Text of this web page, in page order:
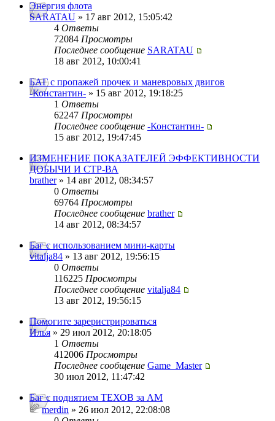
Энергия флота
SARATAU » 17 авг 2012, 15:05:42
4 Ответы
72084 Просмотры
Последнее сообщение SARATAU
18 авг 2012, 10:00:41
БАГ с пропажей прочек и маневровых двигов
-Константин- » 15 авг 2012, 19:18:25
1 Ответы
62247 Просмотры
Последнее сообщение -Константин-
15 авг 2012, 19:47:45
ИЗМЕНЕНИЕ ПОКАЗАТЕЛЕЙ ЭФФЕКТИВНОСТИ
ДОБЫЧИ И СТР-ВА
brather» 14 авг 2012, 08:34:57
0 Ответы
69764 Просмотры
Последнее сообщение brather
14 авг 2012, 08:34:57
Баг с использованием мини-карты
vitalja84 » 13 авг 2012, 19:56:15
0 Ответы
116225 Просмотры
Последнее сообщение vitalja84
13 авг 2012, 19:56:15
Помогите зареристрироваться
Илья » 29 июл 2012, 20:18:05
1 Ответы
412006 Просмотры
Последнее сообщение Game_Master
30 июл 2012, 11:47:42
Баг с поднятием ТЕХОВ за АМ
merdin » 26 июл 2012, 22:08:08